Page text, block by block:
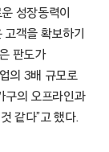
성장동력이
객을 확보하기
판도가
의 3배 규모로
구의 오프라인과
같다”고 했다.